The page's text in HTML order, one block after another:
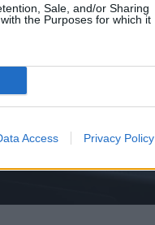
Sale, and/or Sharing
the Purposes for which it
Access Privacy Policy